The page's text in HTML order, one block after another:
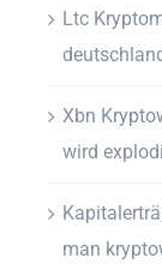
Ltc
Xbn
wird
man